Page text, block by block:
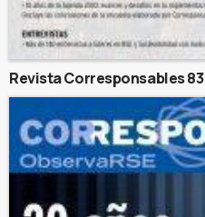
Revista Corresponsables 83